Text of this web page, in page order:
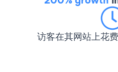
访客在其网站上花